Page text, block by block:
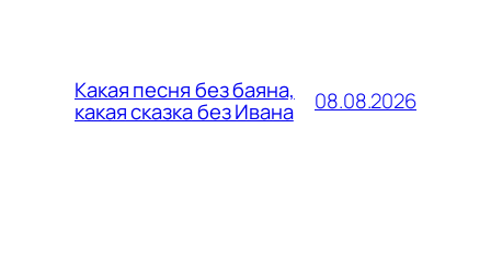
Какая песня без баяна,
какая сказка без Ивана 08.08.2026